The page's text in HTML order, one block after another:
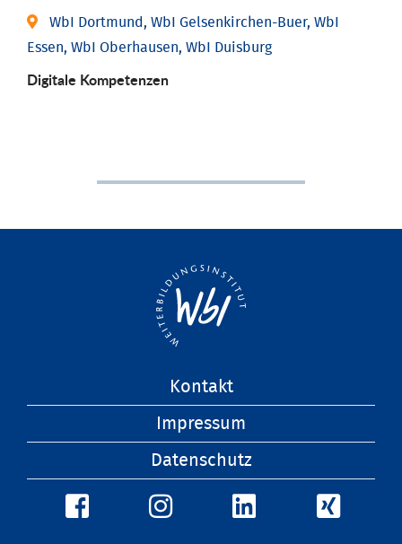
WbI Dortmund, WbI Gelsenkirchen-Buer, WbI
Essen, WbI Oberhausen, WbI Duisburg
Digitale Kompetenzen
Kontakt
Impressum
Datenschutz